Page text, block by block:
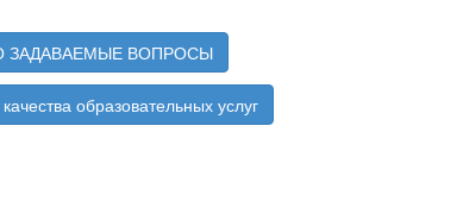
ЗАДАВАЕМЫЕ ВОПРОСЫ
образовательных услуг